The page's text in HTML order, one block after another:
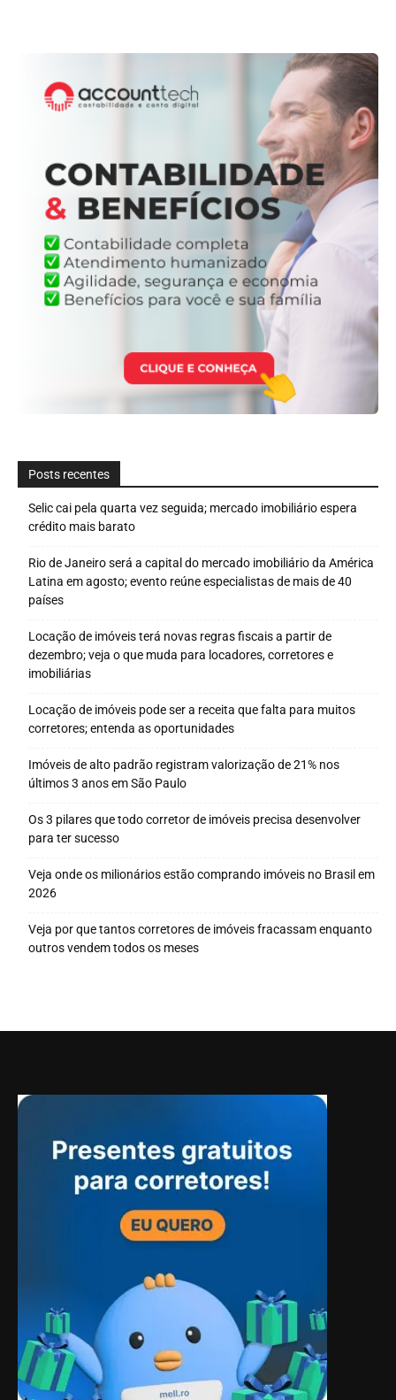
Posts recentes
Selic cai pela quarta vez seguida; mercado imobiliário espera
crédito mais barato
Rio de Janeiro será a capital do mercado imobiliário da América
Latina em agosto; evento reúne especialistas de mais de 40
países
Locação de imóveis terá novas regras fiscais a partir de
dezembro; veja o que muda para locadores, corretores e
imobiliárias
Locação de imóveis pode ser a receita que falta para muitos
corretores; entenda as oportunidades
Imóveis de alto padrão registram valorização de 21% nos
últimos 3 anos em São Paulo
Os 3 pilares que todo corretor de imóveis precisa desenvolver
para ter sucesso
Veja onde os milionários estão comprando imóveis no Brasil em
2026
Veja por que tantos corretores de imóveis fracassam enquanto
outros vendem todos os meses